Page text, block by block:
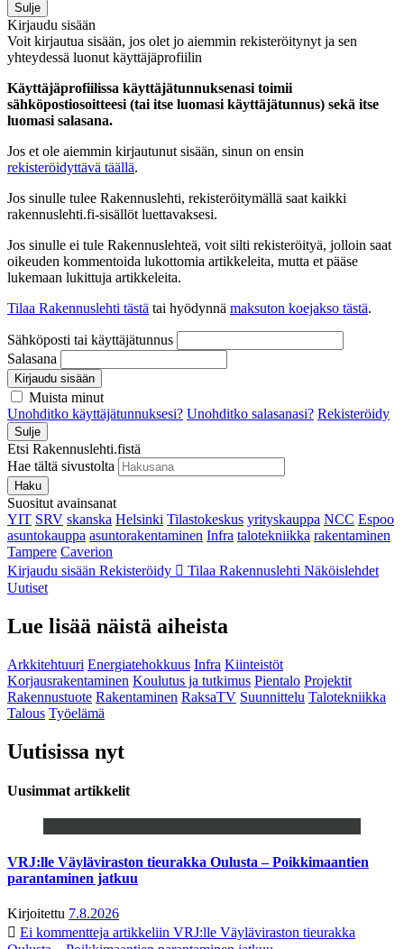
Sulje
Kirjaudu sisään
Voit kirjautua sisään, jos olet jo aiemmin rekisteröitynyt ja sen
yhteydessä luonut käyttäjäprofiilin
Käyttäjäprofiilissa käyttäjätunnuksenasi toimii
sähköpostiosoitteesi (tai itse luomasi käyttäjätunnus) sekä itse
luomasi salasana.
Jos et ole aiemmin kirjautunut sisään, sinun on ensin
rekisteröidyttävä täällä.
Jos sinulle tulee Rakennuslehti, rekisteröitymällä saat kaikki
rakennuslehti.fi-sisällöt luettavaksesi.
Jos sinulle ei tule Rakennuslehteä, voit silti rekisteröityä, jolloin saat
oikeuden kommentoida lukottomia artikkeleita, mutta et pääse
lukemaan lukittuja artikkeleita.
Tilaa Rakennuslehti tästä tai hyödynnä maksuton koejakso tästä.
Sähköposti tai käyttäjätunnus
Salasana
Kirjaudu sisään
Muista minut
Unohditko käyttäjätunnuksesi? Unohditko salasanasi? Rekisteröidy
Sulje
Etsi Rakennuslehti.fistä
Hae tältä sivustolta
Haku
Suositut avainsanat
YIT SRV skanska Helsinki Tilastokeskus yrityskauppa NCC Espoo
asuntokauppa asuntorakentaminen Infra talotekniikka rakentaminen
Tampere Caverion
Kirjaudu sisään Rekisteröidy Tilaa Rakennuslehti Näköislehdet
Uutiset
Lue lisää näistä aiheista
Arkkitehtuuri Energiatehokkuus Infra Kiinteistöt
Korjausrakentaminen Koulutus ja tutkimus Pientalo Projektit
Rakennustuote Rakentaminen RaksaTV Suunnittelu Talotekniikka
Talous Työelämä
Uutisissa nyt
Uusimmat artikkelit
VRJ:lle Väyläviraston tieurakka Oulusta – Poikkimaantien
parantaminen jatkuu
Kirjoitettu 7.8.2026
Ei kommentteja artikkeliin VRJ:lle Väyläviraston tieurakka